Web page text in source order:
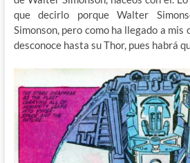
que decirlo porque Walter
Simonson, pero como ha llegado a mis
desconoce hasta su Thor, pues habrá